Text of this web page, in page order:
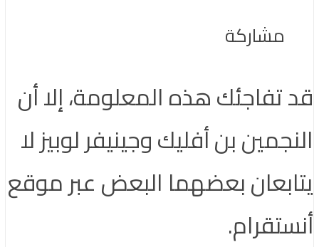
مشاركة
قد تفاجئك هذه المعلومة، إلا أن
النجمين بن أفليك وجينيفر لوبيز لا
يتابعان بعضهما البعض عبر موقع
أنستقرام.